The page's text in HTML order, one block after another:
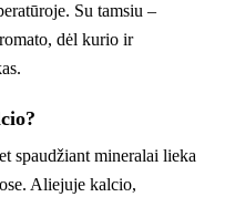
Su tamsiu –
dėl kurio ir
spaudžiant mineralai lieka
Aliejuje kalcio,